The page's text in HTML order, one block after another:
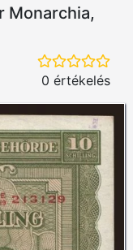
Monarchia,
0 értékelés